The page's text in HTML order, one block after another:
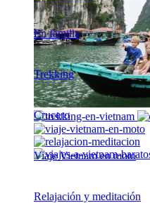
En familia
Trekking
Crucero
Viaje Vietnam en moto
Relajación y meditación